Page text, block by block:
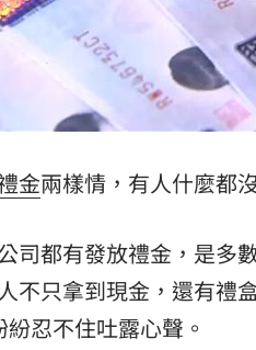
押全破功嗑光便當 20:34
解決問題能力更重要 20:30
追星吃美食！ 18:15
金兩樣情，有人什麼都
司都有發放禮金，是多
不只拿到現金，還有禮
忍不住吐露心聲。